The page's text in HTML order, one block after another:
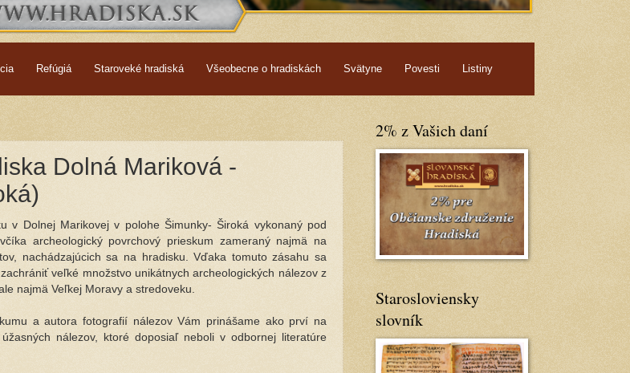
Refúgiá Staroveké hradiská Všeobecne o hradiskách Svätyne Povesti Listiny
Dolná Mariková -
v Dolnej Marikovej v polohe Šimunky- Široká vykonaný pod
archeologický povrchový prieskum zameraný najmä na
nachádzajúcich sa na hradisku. Vďaka tomuto zásahu sa
veľké množstvo unikátnych archeologických nálezov z
najmä Veľkej Moravy a stredoveku.
a autora fotografií nálezov Vám prinášame ako prví na
nálezov, ktoré doposiaľ neboli v odbornej literatúre
2% z Vašich daní
Starosloviensky
slovník